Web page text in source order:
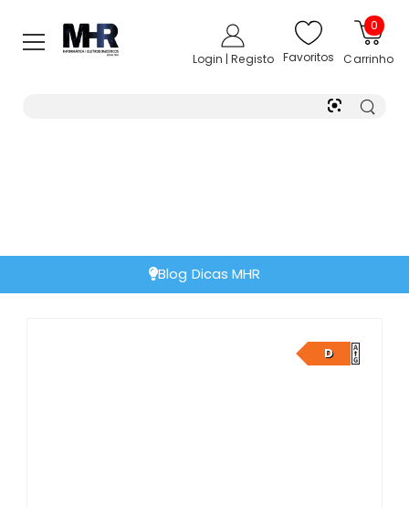
Login | Registo Favoritos
0
Carrinho
Blog Dicas MHR
D